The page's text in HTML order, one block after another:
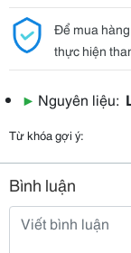
Để mua
thực hiện
▶ Nguyên liệu:
Từ khóa gợi ý:
Bình luận